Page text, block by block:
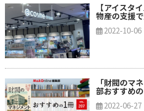
【アイスタ
物産の支援
2022-10-06
「財閥のマ
部おすすめ
2022-06-27